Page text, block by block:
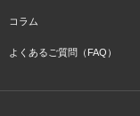
コラム
よくあるご質問（FAQ）